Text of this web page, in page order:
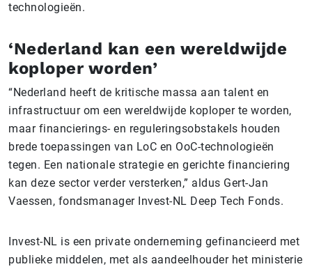
technologieën.
‘Nederland kan een wereldwijde
koploper worden’
“Nederland heeft de kritische massa aan talent en
infrastructuur om een wereldwijde koploper te worden,
maar financierings- en reguleringsobstakels houden
brede toepassingen van LoC en OoC-technologieën
tegen. Een nationale strategie en gerichte financiering
kan deze sector verder versterken,” aldus Gert-Jan
Vaessen, fondsmanager Invest-NL Deep Tech Fonds.
Invest-NL is een private onderneming gefinancieerd met
publieke middelen, met als aandeelhouder het ministerie